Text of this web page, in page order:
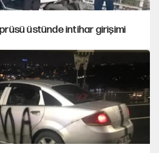
üstünde intihar girişimi